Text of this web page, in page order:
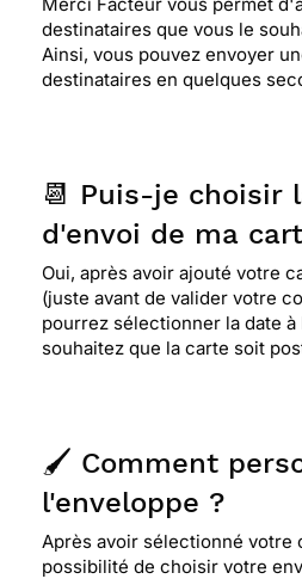
destinataires que vous le
Ainsi, vous pouvez envoyer
destinataires en quelques
📆 Puis-je choisir
d'envoi de ma
Oui, après avoir ajouté votre
(juste avant de valider votre
pourrez sélectionner la date à
souhaitez que la carte soit
🖌️ Comment
l'enveloppe ?
Après avoir sélectionné votre
possibilité de choisir votre